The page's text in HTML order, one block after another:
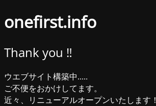
onefirst.info
Thank you ‼︎
ウエブサイト構築中.....
ご不便をおかけしてます。
近々、リニューアルオープンいたします！